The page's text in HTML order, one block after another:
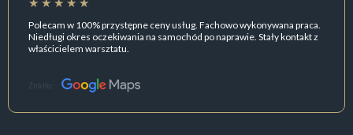
Polecam w 100% przystępne ceny usług. Fachowo wykonywana praca.
Niedługi okres oczekiwania na samochód po naprawie. Stały kontakt z
właścicielem warsztatu.
Źródło: